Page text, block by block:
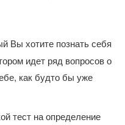
Вы хотите познать себя
идет ряд вопросов о
как будто бы уже
тест на определение